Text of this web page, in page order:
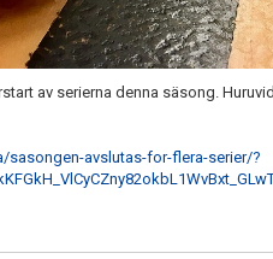
av serierna denna säsong.
avslutas-for-flera-serier/?